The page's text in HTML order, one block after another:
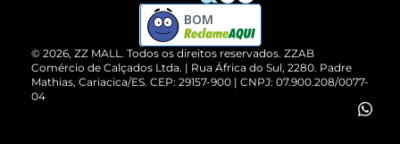
Cartão Presente
Vendas Corporativas
Compre pelo WhatsApp
© 2026, ZZ MALL. Todos os direitos reservados. ZZAB
Comércio de Calçados Ltda. | Rua África do Sul, 2280. Padre
Mathias, Cariacica/ES. CEP: 29157-900 | CNPJ: 07.900.208/0077-
04
BOM